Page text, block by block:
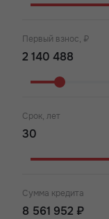
Первый взнос, ₽
Срок, лет
Сумма кредита
8 561 952 ₽